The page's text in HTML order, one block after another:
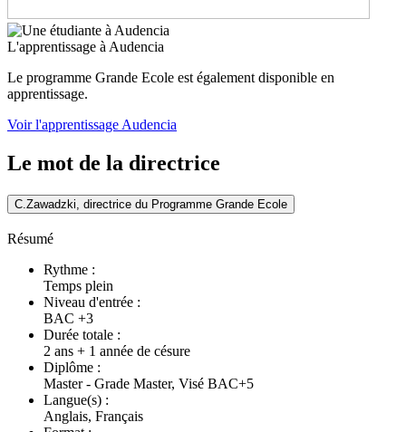
L'apprentissage à Audencia
Le programme Grande Ecole est également disponible en
apprentissage.
Voir l'apprentissage Audencia
Le mot de la directrice
C.Zawadzki, directrice du Programme Grande Ecole
Résumé
Rythme :
Temps plein
Niveau d'entrée :
BAC +3
Durée totale :
2 ans + 1 année de césure
Diplôme :
Master - Grade Master, Visé BAC+5
Langue(s) :
Anglais, Français